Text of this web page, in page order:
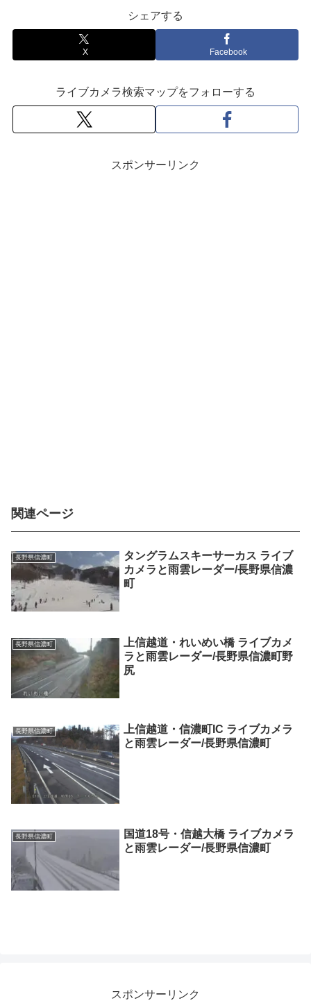
シェアする
X Facebook
ライブカメラ検索マップをフォローする
スポンサーリンク
関連ページ
長野県信濃町
タングラムスキーサーカス ライブ
カメラと雨雲レーダー/長野県信濃
町
長野県信濃町
上信越道・れいめい橋 ライブカメ
ラと雨雲レーダー/長野県信濃町野
尻
長野県信濃町
上信越道・信濃町IC ライブカメラ
と雨雲レーダー/長野県信濃町
長野県信濃町
国道18号・信越大橋 ライブカメラ
と雨雲レーダー/長野県信濃町
スポンサーリンク